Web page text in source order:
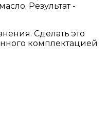
Результат -
Сделать это
комплектацией